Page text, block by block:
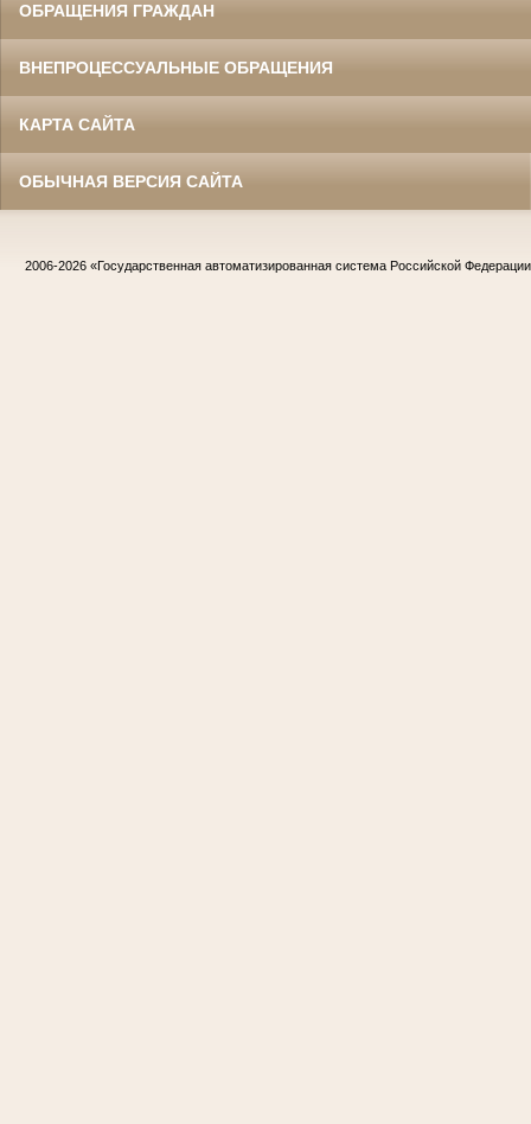
ОБРАЩЕНИЯ ГРАЖДАН
ВНЕПРОЦЕССУАЛЬНЫЕ ОБРАЩЕНИЯ
КАРТА САЙТА
ОБЫЧНАЯ ВЕРСИЯ САЙТА
2006-2026 «Государственная автоматизированная система Российской